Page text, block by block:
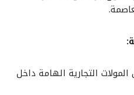
التجارية الهامة داخل